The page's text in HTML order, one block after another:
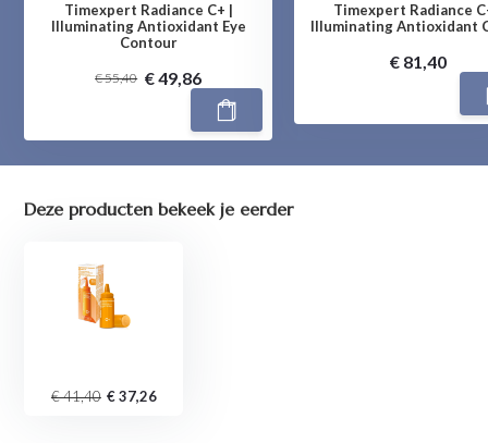
Timexpert Radiance C+ |
Illuminating Antioxidant Eye
Contour
€ 55,40 € 49,86
Timexpert Radiance
Illuminating Antioxidant
€ 81,40
Deze producten bekeek je eerder
€ 41,40 € 37,26